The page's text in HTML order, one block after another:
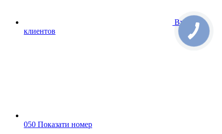
Вход для
клиентов
050 Показати номер